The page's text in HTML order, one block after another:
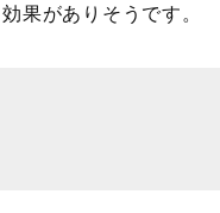
果がありそうです。